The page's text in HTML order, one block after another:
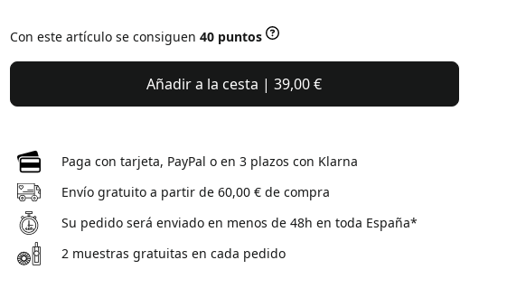
Con este artículo se consiguen 40 puntos
Añadir a la cesta | 39,00 €
Paga con tarjeta, PayPal o en 3 plazos con Klarna
Envío gratuito a partir de 60,00 € de compra
Su pedido será enviado en menos de 48h en toda España*
2 muestras gratuitas en cada pedido